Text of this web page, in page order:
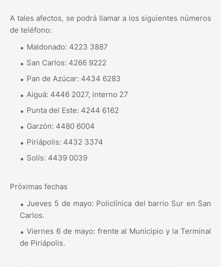
A tales afectos, se podrá llamar a los siguientes números
de teléfono:
Maldonado: 4223 3887
San Carlos: 4266 9222
Pan de Azúcar: 4434 6283
Aiguá: 4446 2027, interno 27
Punta del Este: 4244 6162
Garzón: 4480 6004
Piriápolis: 4432 3374
Solís: 4439 0039
Próximas fechas
Jueves 5 de mayo: Policlínica del barrio Sur en San
Carlos.
Viernes 6 de mayo: frente al Municipio y la Terminal
de Piriápolis.